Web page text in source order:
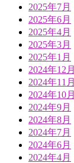
2025年7月
2025年6月
2025年4月
2025年3月
2025年1月
2024年12月
2024年11月
2024年10月
2024年9月
2024年8月
2024年7月
2024年6月
2024年4月